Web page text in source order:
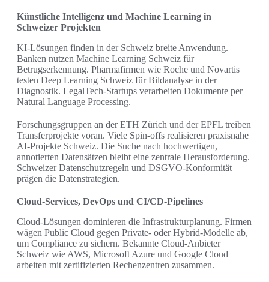
Künstliche Intelligenz und Machine Learning in
Schweizer Projekten
KI-Lösungen finden in der Schweiz breite Anwendung.
Banken nutzen Machine Learning Schweiz für
Betrugserkennung. Pharmafirmen wie Roche und Novartis
testen Deep Learning Schweiz für Bildanalyse in der
Diagnostik. LegalTech-Startups verarbeiten Dokumente per
Natural Language Processing.
Forschungsgruppen an der ETH Zürich und der EPFL treiben
Transferprojekte voran. Viele Spin-offs realisieren praxisnahe
AI-Projekte Schweiz. Die Suche nach hochwertigen,
annotierten Datensätzen bleibt eine zentrale Herausforderung.
Schweizer Datenschutzregeln und DSGVO-Konformität
prägen die Datenstrategien.
Cloud-Services, DevOps und CI/CD-Pipelines
Cloud-Lösungen dominieren die Infrastrukturplanung. Firmen
wägen Public Cloud gegen Private- oder Hybrid-Modelle ab,
um Compliance zu sichern. Bekannte Cloud-Anbieter
Schweiz wie AWS, Microsoft Azure und Google Cloud
arbeiten mit zertifizierten Rechenzentren zusammen.